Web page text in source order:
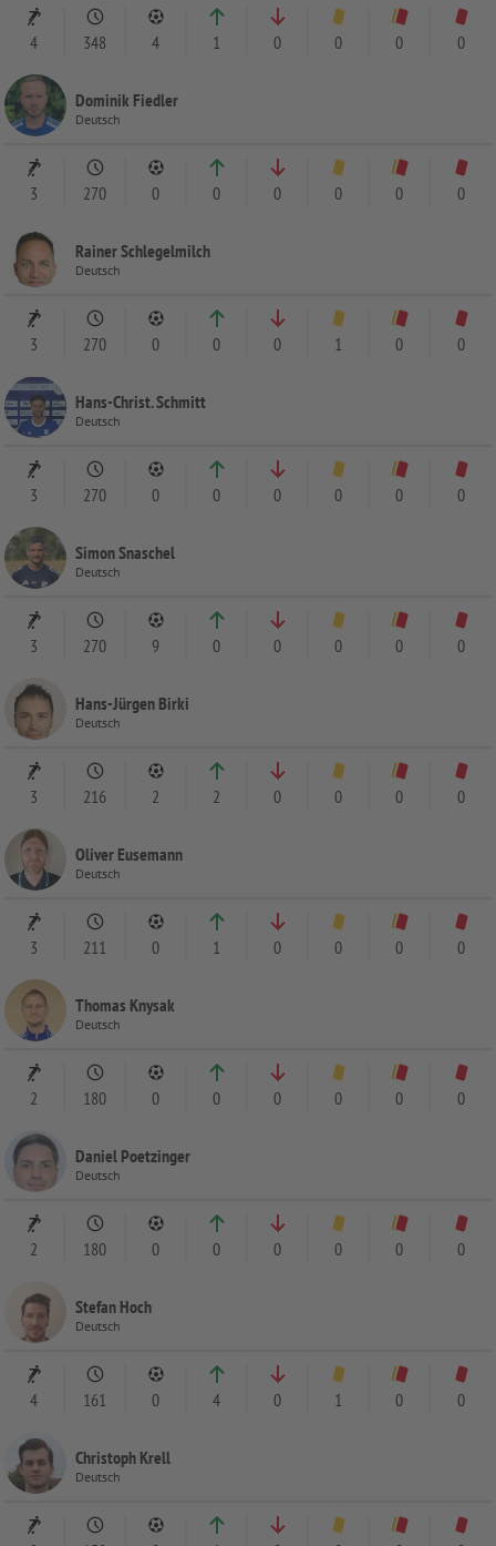
4 348 4 1 0 0 0 0
Dominik Fiedler
Deutsch
3 270 0 0 0 0 0 0
Rainer Schlegelmilch
Deutsch
3 270 0 0 0 1 0 0
Hans-Christ. Schmitt
Deutsch
3 270 0 0 0 0 0 0
Simon Snaschel
Deutsch
3 270 9 0 0 0 0 0
Hans-Jürgen Birki
Deutsch
3 216 2 2 0 0 0 0
Oliver Eusemann
Deutsch
3 211 0 1 0 0 0 0
Thomas Knysak
Deutsch
2 180 0 0 0 0 0 0
Daniel Poetzinger
Deutsch
2 180 0 0 0 0 0 0
Stefan Hoch
Deutsch
4 161 0 4 0 1 0 0
Christoph Krell
Deutsch